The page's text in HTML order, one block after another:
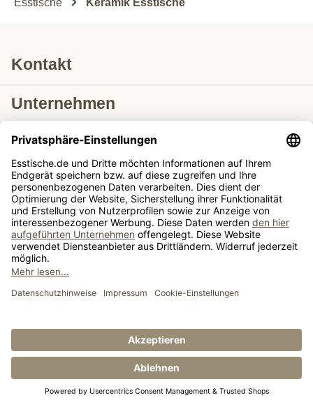
Kontakt
Unternehmen
Service & Hilfe
Lieferung nach
Tische ausziehbar
Tische
© Esstische.de GmbH & Co. KG 2026